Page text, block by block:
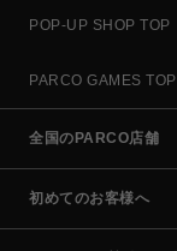
POP-UP SHOP TOP
PARCO GAMES TOP
全国のPARCO店舗
初めてのお客様へ